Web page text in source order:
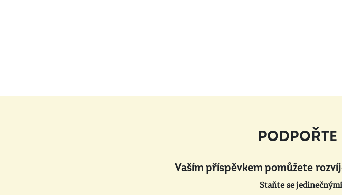
Vaším příspěvkem pomůžete
Staňte se